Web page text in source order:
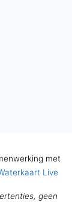
met
Live
geen